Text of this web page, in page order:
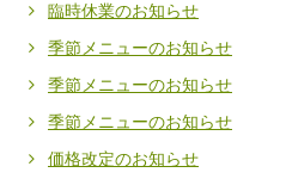
臨時休業のお知らせ
季節メニューのお知らせ
季節メニューのお知らせ
季節メニューのお知らせ
価格改定のお知らせ